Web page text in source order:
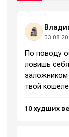
Мы в
Мы в
По поводу
ловишь
твой
10 худших